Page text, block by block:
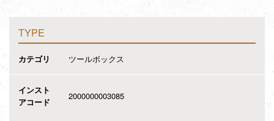
TYPE
カテゴリ ツールボックス
インスト
アコード
2000000003085